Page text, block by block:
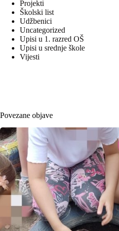
Projekti
Školski list
Udžbenici
Uncategorized
Upisi u 1. razred OŠ
Upisi u srednje škole
Vijesti
Povezane objave